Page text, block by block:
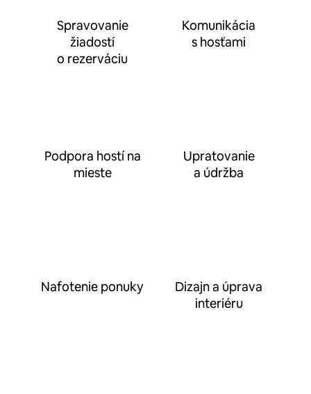
Spravovanie
žiadostí
o rezerváciu
Komunikácia
s hosťami
Podpora hostí na
mieste
Upratovanie
a údržba
Nafotenie ponuky
Dizajn a úprava
interiéru